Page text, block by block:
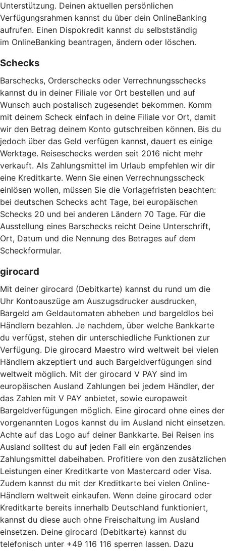
Unterstützung. Deinen aktuellen persönlichen
Verfügungsrahmen kannst du über dein OnlineBanking
aufrufen. Einen Dispokredit kannst du selbstständig
im OnlineBanking beantragen, ändern oder löschen.
Schecks
Barschecks, Orderschecks oder Verrechnungsschecks
kannst du in deiner Filiale vor Ort bestellen und auf
Wunsch auch postalisch zugesendet bekommen. Komm
mit deinem Scheck einfach in deine Filiale vor Ort, damit
wir den Betrag deinem Konto gutschreiben können. Bis du
jedoch über das Geld verfügen kannst, dauert es einige
Werktage. Reiseschecks werden seit 2016 nicht mehr
verkauft. Als Zahlungsmittel im Urlaub empfehlen wir dir
eine Kreditkarte. Wenn Sie einen Verrechnungsscheck
einlösen wollen, müssen Sie die Vorlagefristen beachten:
bei deutschen Schecks acht Tage, bei europäischen
Schecks 20 und bei anderen Ländern 70 Tage. Für die
Ausstellung eines Barschecks reicht Deine Unterschrift,
Ort, Datum und die Nennung des Betrages auf dem
Scheckformular.
girocard
Mit deiner girocard (Debitkarte) kannst du rund um die
Uhr Kontoauszüge am Auszugsdrucker ausdrucken,
Bargeld am Geldautomaten abheben und bargeldlos bei
Händlern bezahlen. Je nachdem, über welche Bankkarte
du verfügst, stehen dir unterschiedliche Funktionen zur
Verfügung. Die girocard Maestro wird weltweit bei vielen
Händlern akzeptiert und auch Bargeldverfügungen sind
weltweit möglich. Mit der girocard V PAY sind im
europäischen Ausland Zahlungen bei jedem Händler, der
das Zahlen mit V PAY anbietet, sowie europaweit
Bargeldverfügungen möglich. Eine girocard ohne eines der
vorgenannten Logos kannst du im Ausland nicht einsetzen.
Achte auf das Logo auf deiner Bankkarte. Bei Reisen ins
Ausland solltest du auf jeden Fall ein ergänzendes
Zahlungsmittel dabeihaben. Profitiere von den zusätzlichen
Leistungen einer Kreditkarte von Mastercard oder Visa.
Zudem kannst du mit der Kreditkarte bei vielen Online-
Händlern weltweit einkaufen. Wenn deine girocard oder
Kreditkarte bereits innerhalb Deutschland funktioniert,
kannst du diese auch ohne Freischaltung im Ausland
einsetzen. Deine girocard (Debitkarte) kannst du
telefonisch unter +49 116 116 sperren lassen. Dazu